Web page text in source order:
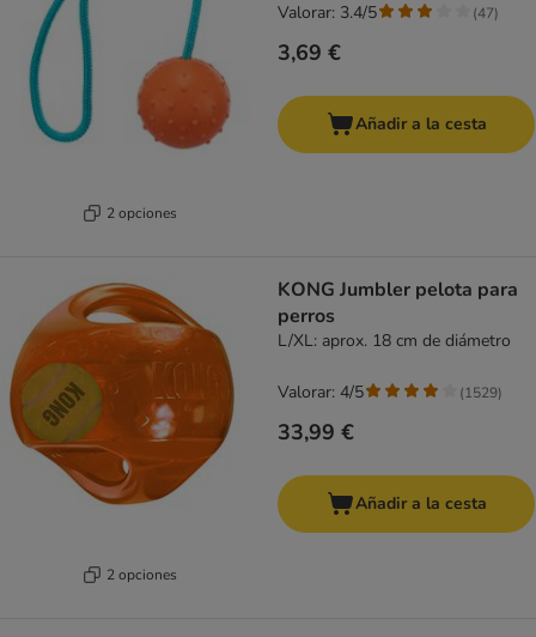
2 opciones
3,69 €
Valorar: 3.4/5 (47)
Añadir a la cesta
2 opciones
KONG Jumbler pelota para
perros
L/XL: aprox. 18 cm de diámetro
33,99 €
Valorar: 4/5 (1529)
Añadir a la cesta